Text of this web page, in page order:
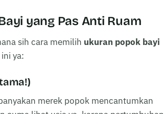
yang Pas Anti Ruam
sih cara memilih ukuran popok bayi
ya:
merek popok mencantumkan